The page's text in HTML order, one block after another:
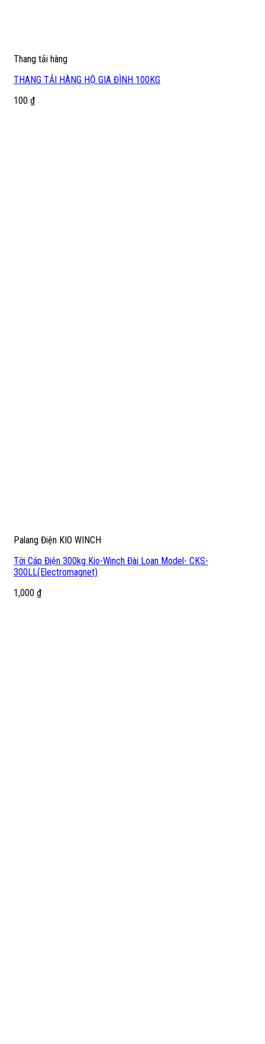
Thang tải hàng
THANG TẢI HÀNG HỘ GIA ĐÌNH 100KG
100 ₫
Palang Điện KIO WINCH
Tời Cáp Điện 300kg Kio-Winch Đài Loan Model- CKS-
300LL(Electromagnet)
1,000 ₫